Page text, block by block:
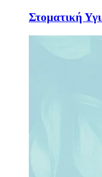
Στοματική